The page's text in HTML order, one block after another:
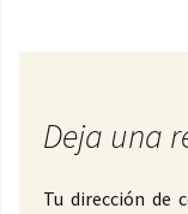
Deja una
Tu dirección de